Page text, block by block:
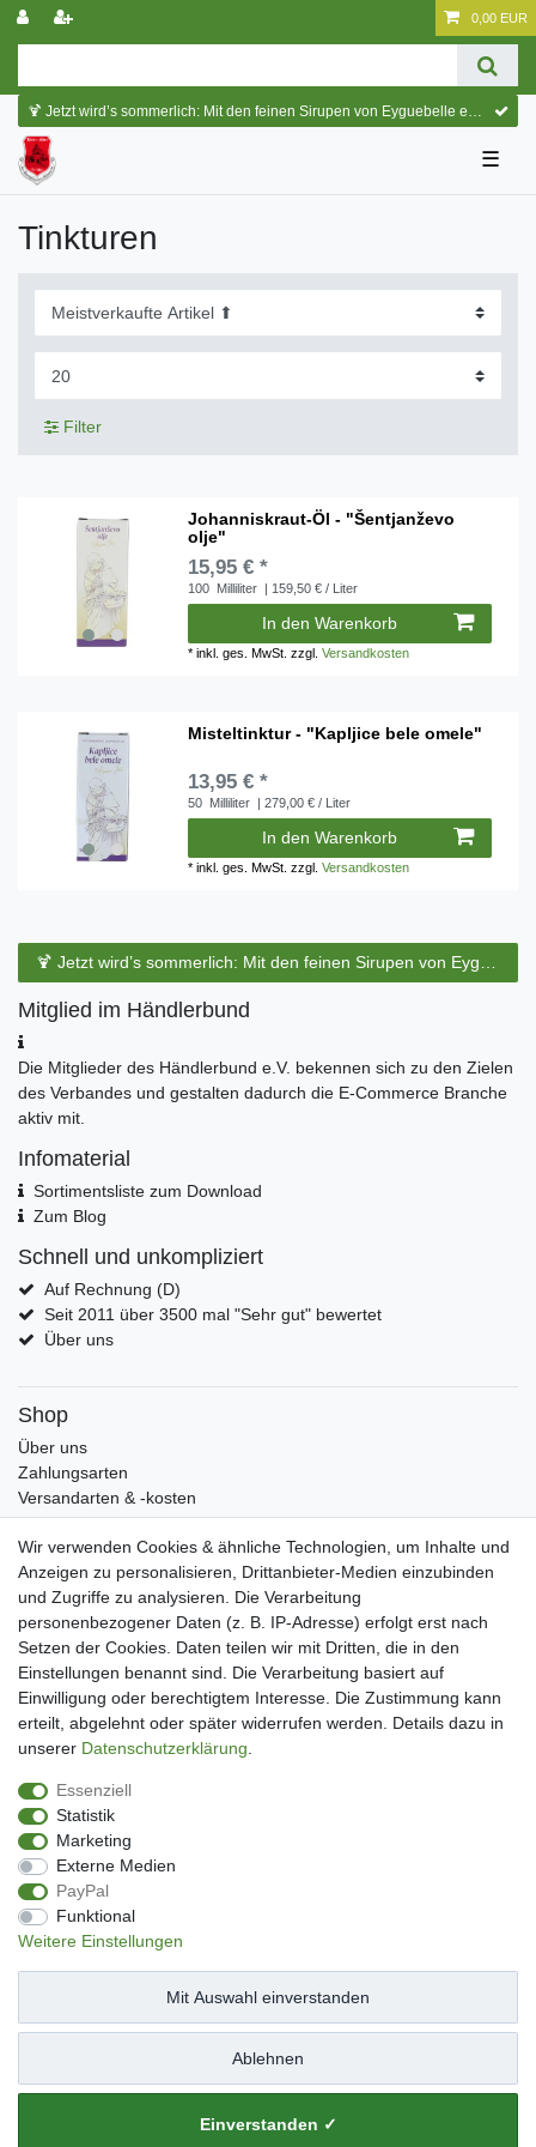
0,00 EUR
🍹 Jetzt wird’s sommerlich: Mit den feinen Sirupen von Eyguebelle entstehen erfrischende Cocktails und köstliche Sommerdrinks.
☰
Tinkturen
Filter
Johanniskraut-Öl - "Šentjanževo
olje"
15,95 € *
100 Milliliter | 159,50 € / Liter
In den Warenkorb
*inkl. ges. MwSt. zzgl.Versandkosten
Misteltinktur - "Kapljice bele omele"
13,95 € *
50 Milliliter | 279,00 € / Liter
In den Warenkorb
*inkl. ges. MwSt. zzgl.Versandkosten
🍹 Jetzt wird’s sommerlich: Mit den feinen Sirupen von Eyguebelle entstehen erfrischende Cocktails und köstliche Sommerdrinks.
Mitglied im Händlerbund
Die Mitglieder des Händlerbund e.V. bekennen sich zu den Zielen
des Verbandes und gestalten dadurch die E-Commerce Branche
aktiv mit.
Infomaterial
Sortimentsliste zum Download
Zum Blog
Schnell und unkompliziert
Auf Rechnung (D)
Seit 2011 über 3500 mal "Sehr gut" bewertet
Über uns
Shop
Über uns
Zahlungsarten
Versandarten & -kosten
Widerrufsrecht
Warenkorb
Zur Kasse
Mein Konto
Kundenkonto eröffnen
Im Kundenkonto anmelden
Wunschliste
Service
Datenschutzerklärung
AGB
Impressum
Facebook
Newsletter An & Abmeldung
Impressum Daten­schutz­erklärung
Wir verwenden Cookies & ähnliche Technologien, um Inhalte und
Anzeigen zu personalisieren, Drittanbieter-Medien einzubinden
und Zugriffe zu analysieren. Die Verarbeitung
personenbezogener Daten (z. B. IP-Adresse) erfolgt erst nach
Setzen der Cookies. Daten teilen wir mit Dritten, die in den
Einstellungen benannt sind. Die Verarbeitung basiert auf
Einwilligung oder berechtigtem Interesse. Die Zustimmung kann
erteilt, abgelehnt oder später widerrufen werden. Details dazu in
unserer Daten­schutz­erklärung
Essenziell
Statistik
Marketing
Externe Medien
PayPal
Funktional
Weitere Einstellungen
Einverstanden ✓
Ablehnen
Mit Auswahl einverstanden